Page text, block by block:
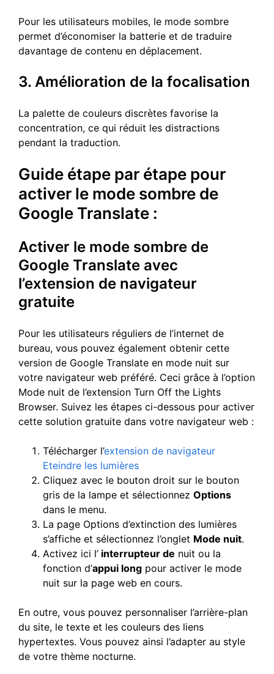
Pour les utilisateurs mobiles, le mode sombre
permet d’économiser la batterie et de traduire
davantage de contenu en déplacement.
3. Amélioration de la focalisation
La palette de couleurs discrètes favorise la
concentration, ce qui réduit les distractions
pendant la traduction.
Guide étape par étape pour
activer le mode sombre de
Google Translate :
Activer le mode sombre de
Google Translate avec
l’extension de navigateur
gratuite
Pour les utilisateurs réguliers de l’internet de
bureau, vous pouvez également obtenir cette
version de Google Translate en mode nuit sur
votre navigateur web préféré. Ceci grâce à l’option
Mode nuit de l’extension Turn Off the Lights
Browser. Suivez les étapes ci-dessous pour activer
cette solution gratuite dans votre navigateur web :
Télécharger l’extension de navigateur
Eteindre les lumières
Cliquez avec le bouton droit sur le bouton
gris de la lampe et sélectionnez Options
dans le menu.
La page Options d’extinction des lumières
s’affiche et sélectionnez l’onglet Mode nuit.
Activez ici l’ interrupteur de nuit ou la
fonction d’appui long pour activer le mode
nuit sur la page web en cours.
En outre, vous pouvez personnaliser l’arrière-plan
du site, le texte et les couleurs des liens
hypertextes. Vous pouvez ainsi l’adapter au style
de votre thème nocturne.